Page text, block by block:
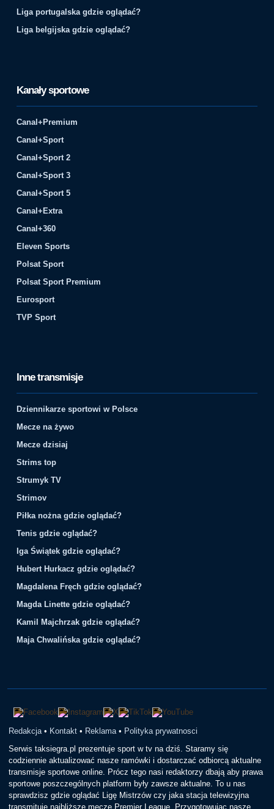
Liga portugalska gdzie oglądać?
Liga belgijska gdzie oglądać?
Kanały sportowe
Canal+Premium
Canal+Sport
Canal+Sport 2
Canal+Sport 3
Canal+Sport 5
Canal+Extra
Canal+360
Eleven Sports
Polsat Sport
Polsat Sport Premium
Eurosport
TVP Sport
Inne transmisje
Dziennikarze sportowi w Polsce
Mecze na żywo
Mecze dzisiaj
Strims top
Strumyk TV
Strimov
Piłka nożna gdzie oglądać?
Tenis gdzie oglądać?
Iga Świątek gdzie oglądać?
Hubert Hurkacz gdzie oglądać?
Magdalena Fręch gdzie oglądać?
Magda Linette gdzie oglądać?
Kamil Majchrzak gdzie oglądać?
Maja Chwalińska gdzie oglądać?
Redakcja • Kontakt • Reklama • Polityka prywatnosci
Serwis taksiegra.pl prezentuje sport w tv na dziś. Staramy się
codziennie aktualizować nasze ramówki i dostarczać odbiorcą aktualne
transmisje sportowe online. Prócz tego nasi redaktorzy dbają aby prawa
sportowe poszczególnych platform były zawsze aktualne. To u nas
sprawdzisz gdzie oglądać Ligę Mistrzów czy jaka stacja telewizyjna
transmituje najbliższe mecze Premier League. Przygotowując nasze